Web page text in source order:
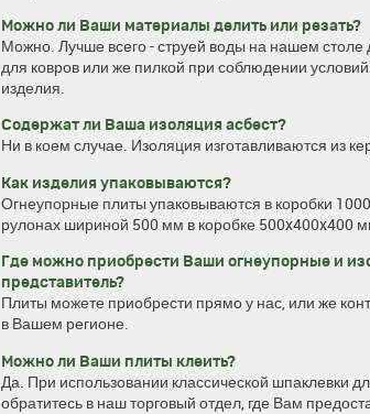
Можно ли Ваши материалы делить или резать?
Можно. Лучше всего - струей воды на нашем столе
для ковров или же пилкой при соблюдении
изделия.
Содержат ли Ваша изоляция асбест?
Ни в коем случае. Изоляция изготавливаются из
Как изделия упаковываются?
Огнеупорные плиты упаковываются в коробки
рулонах шириной 500 мм в коробке 500x400x400
Где можно приобрести Ваши огнеупорные и
представитель?
Плиты можете приобрести прямо у нас, или же
в Вашем регионе.
Можно ли Ваши плиты клеить?
Да. При использовании классической шпаклевки
обратитесь в нашторговый отдел , где Вам